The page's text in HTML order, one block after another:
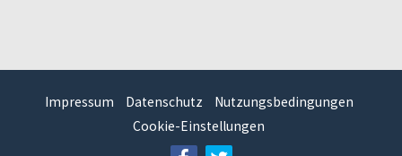
Impressum Datenschutz
Nutzungsbedingungen
Cookie-Einstellungen